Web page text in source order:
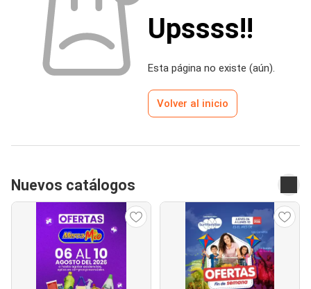
Upssss!!
Esta página no existe (aún).
Volver al inicio
Nuevos catálogos